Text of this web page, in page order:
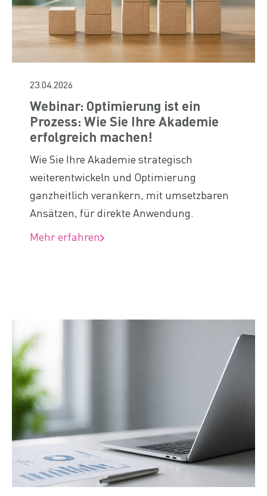
23.04.2026
Webinar: Optimierung ist ein
Prozess: Wie Sie Ihre Akademie
erfolgreich machen!
Wie Sie Ihre Akademie strategisch
weiterentwickeln und Optimierung
ganzheitlich verankern, mit umsetzbaren
Ansätzen, für direkte Anwendung.
Mehr erfahren